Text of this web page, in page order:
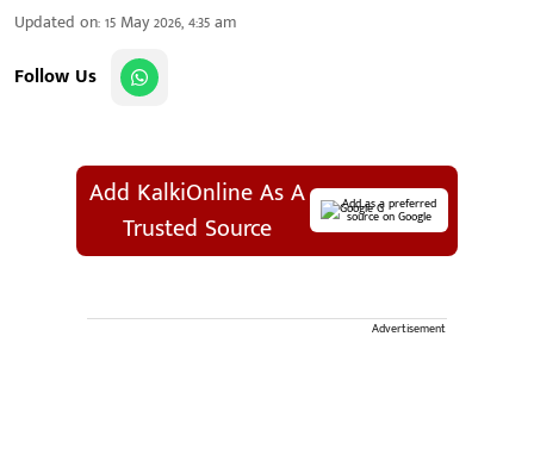
Updated on:15 May 2026, 4:35 am
Follow Us
Add KalkiOnline As A
Trusted Source
Add as a preferred
source on Google
Advertisement